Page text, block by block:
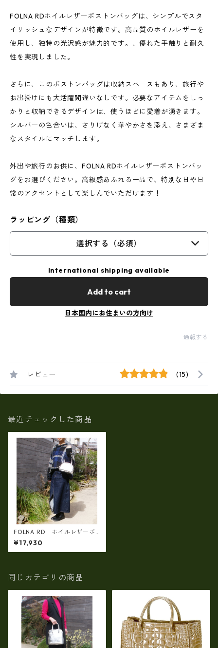
FOLNA RDホイルレザーボストンバッグは、シンプルでスタ
イリッシュなデザインが特徴です。高品質のホイルレザーを
使用し、独特の光沢感が魅力的です。、優れた手触りと耐久
性を実現しました。
さらに、このボストンバッグは収納スペースもあり、旅行や
お出掛けにも大活躍間違いなしです。必要なアイテムをしっ
かりと収納できるデザインは、使うほどに愛着が湧きます。
シルバーの色合いは、さりげなく華やかさを添え、さまざま
なスタイルにマッチします。
外出や旅行のお供に、FOLNA RDホイルレザーボストンバッ
グをお選びください。高級感あふれる一品で、特別な日や日
常のアクセントとして楽しんでいただけます！
ラッピング（種類）
選択する（必須）
International shipping available
Add to cart
日本国内にお住まいの方向け
通報する
レビュー (15)
最近チェックした商品
FOLNA RD ホイルレザーボ
ストンバッグ SS-SIZE SILVE
R fo- 083337
¥17,930
同じカテゴリの商品